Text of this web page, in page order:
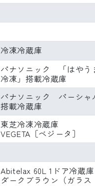
冷凍冷蔵庫
パナソニック 「はやう
冷凍」搭載冷蔵庫
パナソニック パーシャ
搭載冷蔵庫
東芝冷凍冷蔵庫
VEGETA［ベジータ］
Abitelax 60L 1ドア冷蔵
ダークブラウン（ガラス